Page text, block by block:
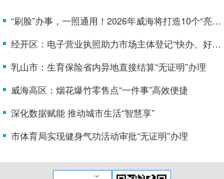
“刷脸”办事，一照通用！2026年威海将打造10个“亮码即办”应用场景
经开区：电子营业执照助力市场主体登记“快办、好办”
乳山市：生育保险省内异地直接结算“无证明”办理
威海高区：烟花爆竹零售点“一件事”高效便捷
深化数据赋能 推动城市生活“智慧享”
市体育局实现健身气功活动审批“无证明”办理